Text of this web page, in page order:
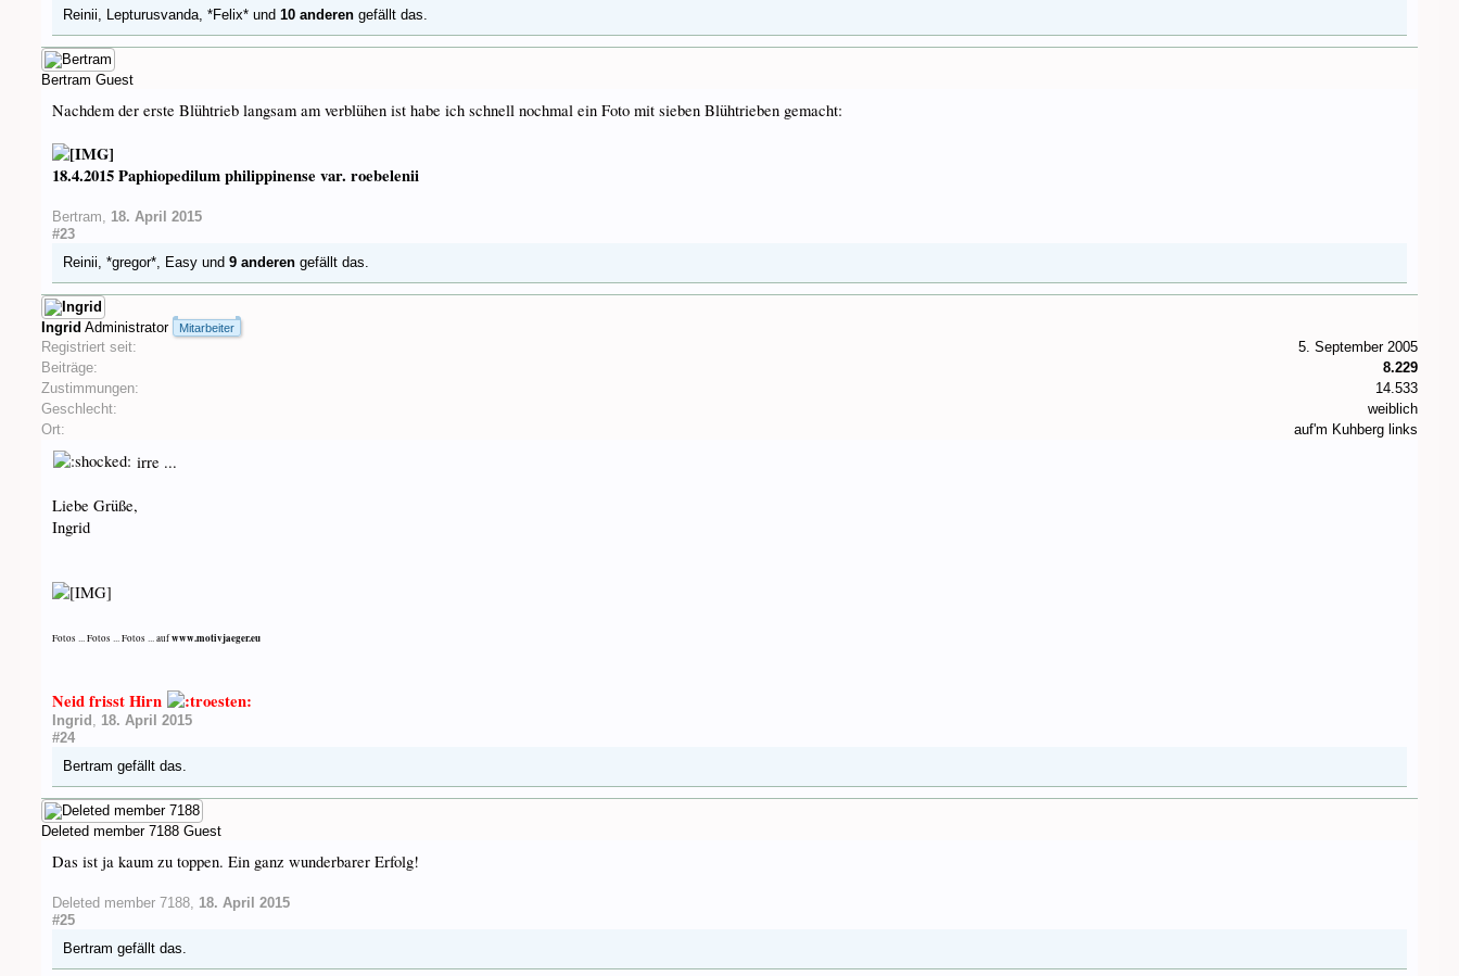
Reinii, Lepturusvanda,*Felix* und10 anderen gefällt das.
Bertram Guest
Nachdem der erste Blühtrieb langsam am verblühen ist habe ich schnell nochmal ein Foto mit sieben Blühtrieben gemacht:
18.4.2015 Paphiopedilum philippinense var. roebelenii
Bertram, 18. April 2015
#23
Reinii,*gregor*, Easy und9 anderen gefällt das.
Ingrid Administrator Mitarbeiter
Registriert seit:
5. September 2005
Beiträge:
8.229
Zustimmungen:
14.533
Geschlecht:
weiblich
Ort:
auf'm Kuhberg links
irre ...
Liebe Grüße,
Ingrid
Fotos ... Fotos ... Fotos ... aufwww.motivjaeger.eu
Neid frisst Hirn
Ingrid , 18. April 2015
#24
Bertram gefällt das.
Deleted member 7188 Guest
Das ist ja kaum zu toppen. Ein ganz wunderbarer Erfolg!
Deleted member 7188, 18. April 2015
#25
Bertram gefällt das.